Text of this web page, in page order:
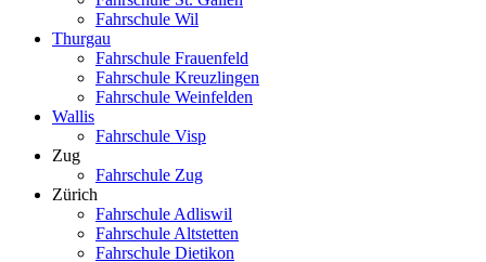
Fahrschule Wil
Thurgau
Fahrschule Frauenfeld
Fahrschule Kreuzlingen
Fahrschule Weinfelden
Wallis
Fahrschule Visp
Zug
Fahrschule Zug
Zürich
Fahrschule Adliswil
Fahrschule Altstetten
Fahrschule Dietikon